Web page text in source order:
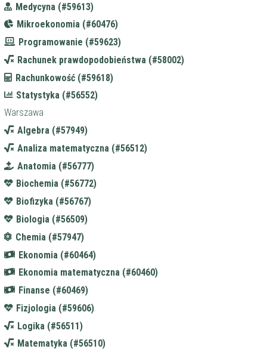
Medycyna (#59613)
Mikroekonomia (#60476)
Programowanie (#59623)
Rachunek prawdopodobieństwa (#58002)
Rachunkowość (#59618)
Statystyka (#56552)
Warszawa
Algebra (#57949)
Analiza matematyczna (#56512)
Anatomia (#56777)
Biochemia (#56772)
Biofizyka (#56767)
Biologia (#56509)
Chemia (#57947)
Ekonomia (#60464)
Ekonomia matematyczna (#60460)
Finanse (#60469)
Fizjologia (#59606)
Logika (#56511)
Matematyka (#56510)